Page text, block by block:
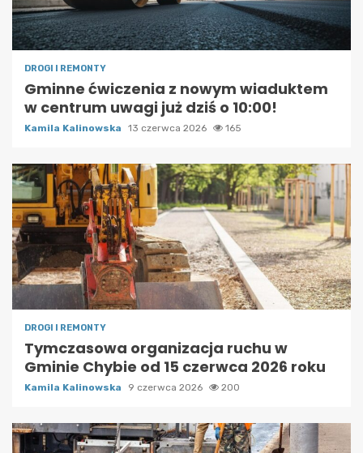
DROGI I REMONTY
Gminne ćwiczenia z nowym wiaduktem
w centrum uwagi już dziś o 10:00!
Kamila Kalinowska 13 czerwca 2026 165
DROGI I REMONTY
Tymczasowa organizacja ruchu w
Gminie Chybie od 15 czerwca 2026 roku
Kamila Kalinowska 9 czerwca 2026 200